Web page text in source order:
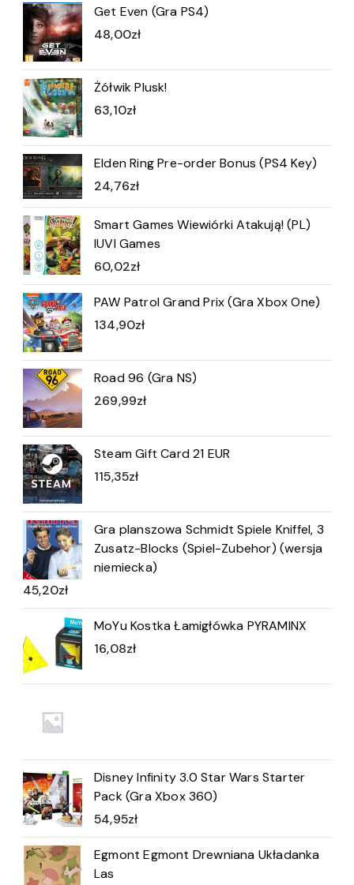
Get Even (Gra PS4)
48,00zł
Żółwik Plusk!
63,10zł
Elden Ring Pre-order Bonus (PS4 Key)
24,76zł
Smart Games Wiewiórki Atakują! (PL)
IUVI Games
60,02zł
PAW Patrol Grand Prix (Gra Xbox One)
134,90zł
Road 96 (Gra NS)
269,99zł
Steam Gift Card 21 EUR
115,35zł
Gra planszowa Schmidt Spiele Kniffel, 3
Zusatz-Blocks (Spiel-Zubehor) (wersja
niemiecka)
45,20zł
MoYu Kostka Łamigłówka PYRAMINX
16,08zł
Disney Infinity 3.0 Star Wars Starter
Pack (Gra Xbox 360)
54,95zł
Egmont Egmont Drewniana Układanka
Las